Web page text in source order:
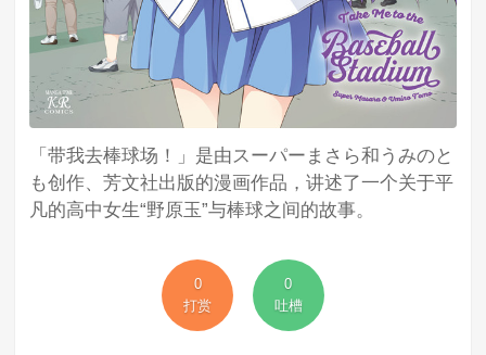
「带我去棒球场！」是由スーパーまさら和うみのと
も创作、芳文社出版的漫画作品，讲述了一个关于平
凡的高中女生“野原玉”与棒球之间的故事。
0
打赏
0
吐槽